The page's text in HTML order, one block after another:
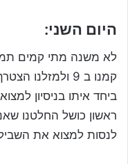
היום השני:
לא משנה מתי קמים
קמנו ב 9
ביחד איתו בניסיון
ראשון כושל החלטנו
לנסות למצוא את השביל